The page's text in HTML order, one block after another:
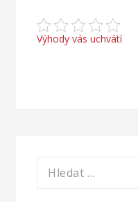
Navigace
Výhody vás uchvátí
Vyhledávání